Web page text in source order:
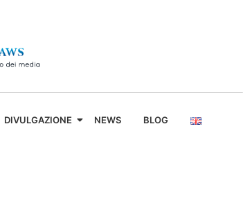
DIVULGAZIONE NEWS BLOG